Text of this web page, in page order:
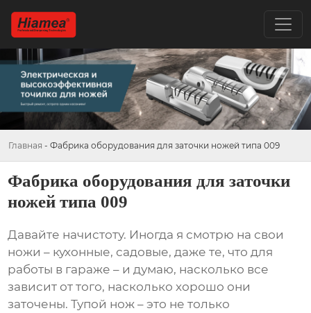
Главная - Фабрика оборудования для заточки ножей типа 009
Фабрика оборудования для заточки
ножей типа 009
Давайте начистоту. Иногда я смотрю на свои
ножи – кухонные, садовые, даже те, что для
работы в гараже – и думаю, насколько все
зависит от того, насколько хорошо они
заточены. Тупой нож – это не только